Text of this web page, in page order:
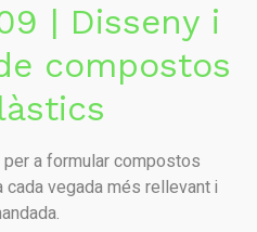
| Disseny i
compostos
a formular compostos
vegada més rellevant i